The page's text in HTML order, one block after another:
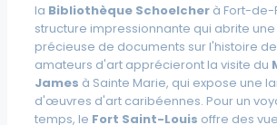
la Bibliothèque Schoelcher à Fort-de-
structure impressionnante qui abrite
précieuse de documents sur l'histoire de
amateurs d'art apprécieront la visite du
James à Sainte Marie, qui expose une
d'œuvres d'art caribéennes. Pour un
temps, le Fort Saint-Louis offre des